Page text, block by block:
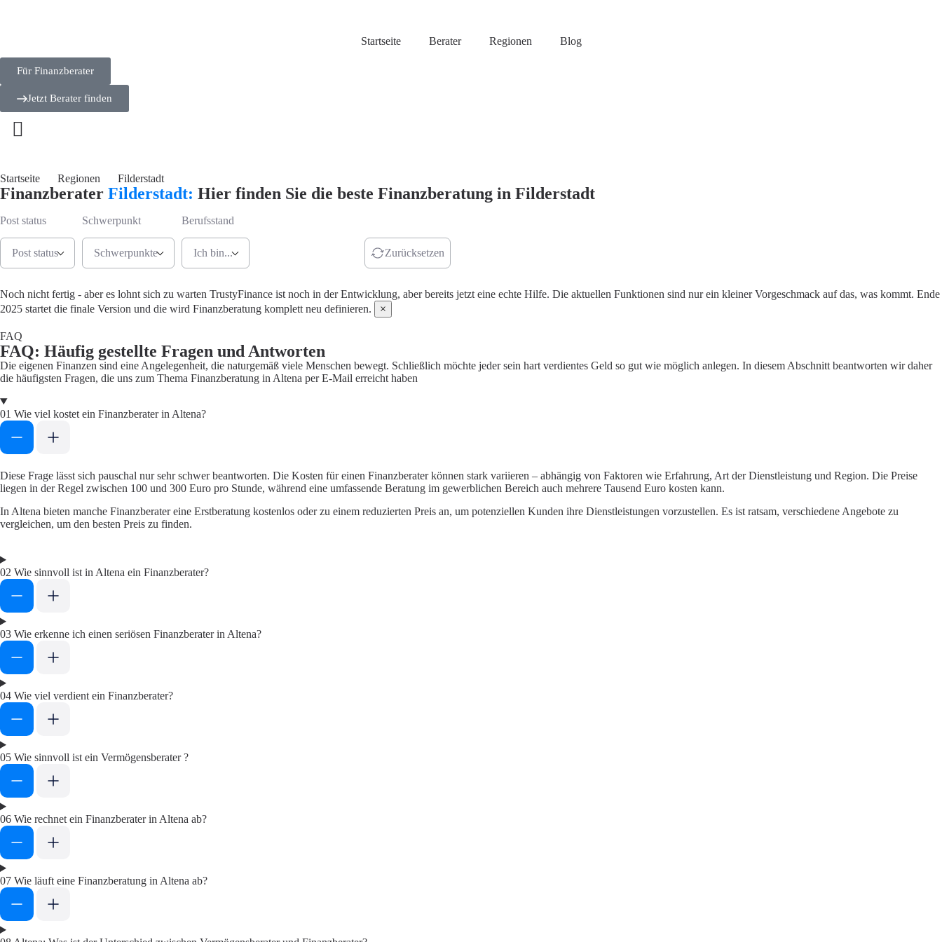
Startseite Berater Regionen Blog
Für Finanzberater
Jetzt Berater finden
Startseite Regionen Filderstadt
Finanzberater Filderstadt: Hier finden Sie die beste Finanzberatung in Filderstadt
Post status
Post status
Schwerpunkt
Schwerpunkte
Berufsstand
Ich bin... Zurücksetzen
Noch nicht fertig - aber es lohnt sich zu warten TrustyFinance ist noch in der Entwicklung, aber bereits jetzt eine echte Hilfe. Die aktuellen Funktionen sind nur ein kleiner Vorgeschmack auf das, was kommt. Ende
2025 startet die finale Version und die wird Finanzberatung komplett neu definieren.
×
FAQ
FAQ: Häufig gestellte Fragen und Antworten
Die eigenen Finanzen sind eine Angelegenheit, die naturgemäß viele Menschen bewegt. Schließlich möchte jeder sein hart verdientes Geld so gut wie möglich anlegen. In diesem Abschnitt beantworten wir daher
die häufigsten Fragen, die uns zum Thema Finanzberatung in Altena per E-Mail erreicht haben
01 Wie viel kostet ein Finanzberater in Altena?
Diese Frage lässt sich pauschal nur sehr schwer beantworten. Die Kosten für einen Finanzberater können stark variieren – abhängig von Faktoren wie Erfahrung, Art der Dienstleistung und Region. Die Preise
liegen in der Regel zwischen 100 und 300 Euro pro Stunde, während eine umfassende Beratung im gewerblichen Bereich auch mehrere Tausend Euro kosten kann.
In Altena bieten manche Finanzberater eine Erstberatung kostenlos oder zu einem reduzierten Preis an, um potenziellen Kunden ihre Dienstleistungen vorzustellen. Es ist ratsam, verschiedene Angebote zu
vergleichen, um den besten Preis zu finden.
02 Wie sinnvoll ist in Altena ein Finanzberater?
03 Wie erkenne ich einen seriösen Finanzberater in Altena?
04 Wie viel verdient ein Finanzberater?
05 Wie sinnvoll ist ein Vermögensberater ?
06 Wie rechnet ein Finanzberater in Altena ab?
07 Wie läuft eine Finanzberatung in Altena ab?